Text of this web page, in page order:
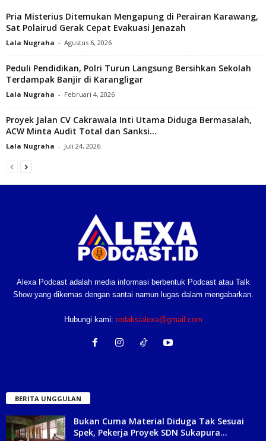
Pria Misterius Ditemukan Mengapung di Perairan Karawang,
Sat Polairud Gerak Cepat Evakuasi Jenazah
Lala Nugraha - Agustus 6, 2026
Peduli Pendidikan, Polri Turun Langsung Bersihkan Sekolah
Terdampak Banjir di Karangligar
Lala Nugraha - Februari 4, 2026
Proyek Jalan CV Cakrawala Inti Utama Diduga Bermasalah,
ACW Minta Audit Total dan Sanksi...
Lala Nugraha - Juli 24, 2026
Alexa Podcast adalah media informasi berbentuk Podcast atau Talk
Show yang dikemas dengan santai namun lugas dalam mengabarkan.
Hubungi kami: redaksialexa@gmail.com
BERITA UNGGULAN
Bukan Cuma Material Diduga Tak Sesuai
Spek, Pekerja Proyek SDN Sukapura...